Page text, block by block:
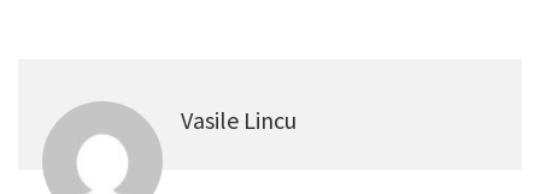
Vasile Lincu